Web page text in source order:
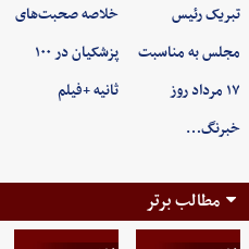
تبریک رئیس
مجلس به مناسبت
۱۷ مرداد روز
خبرنگ…
خلاصه صحبت‌های
پزشکیان در ۱۰۰
ثانیه +فیلم
مطالب برتر